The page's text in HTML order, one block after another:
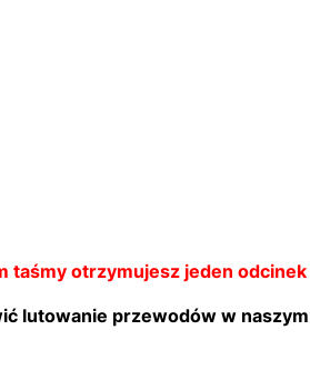
otrzymujesz jeden
lutowanie przewodów w